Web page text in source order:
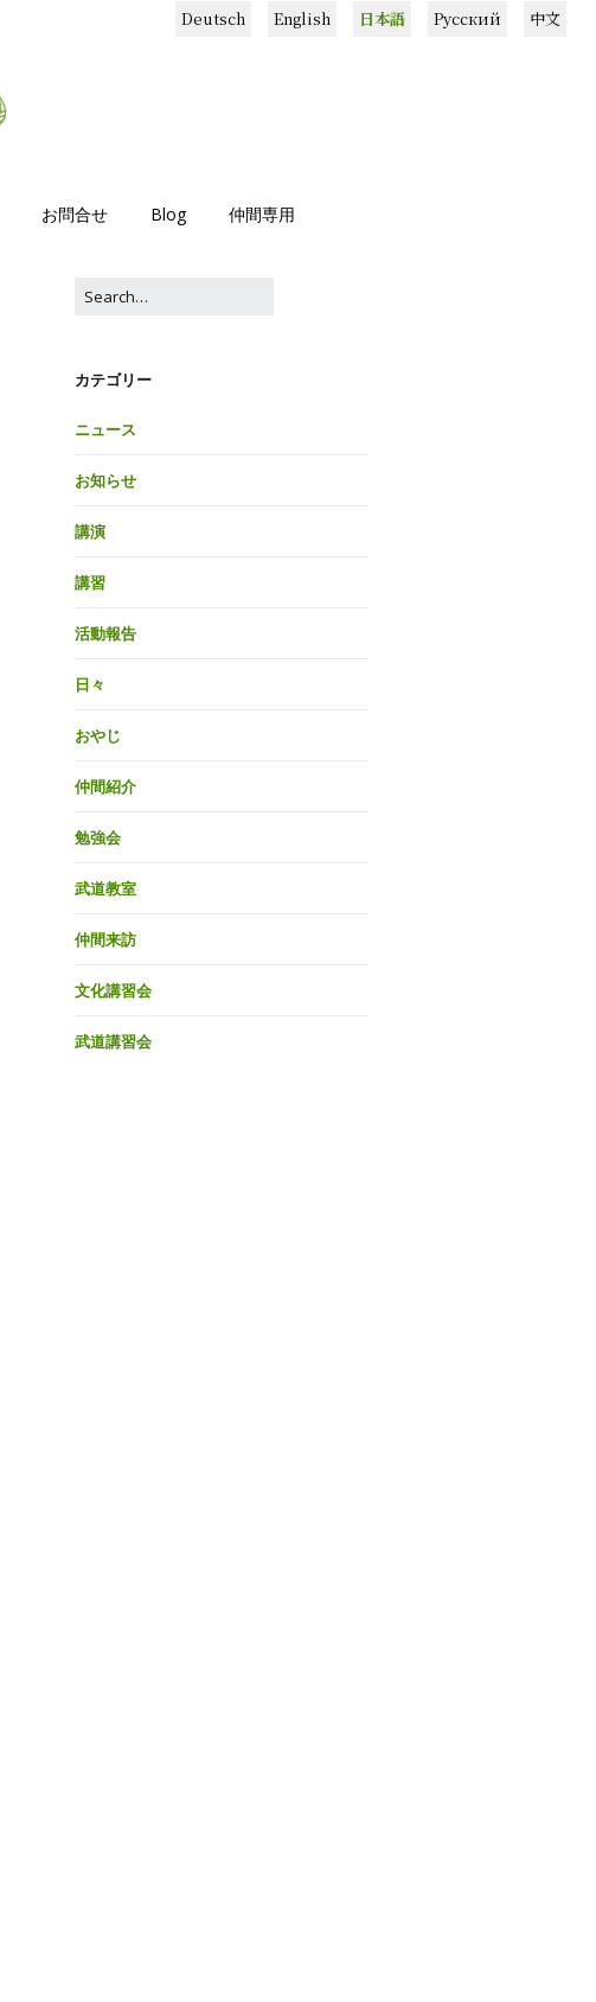
Deutsch English 日本語 Русский 中文
お問合せ Blog 仲間専用
カテゴリー
ニュース
お知らせ
講演
講習
活動報告
日々
おやじ
仲間紹介
勉強会
武道教室
仲間来訪
文化講習会
武道講習会